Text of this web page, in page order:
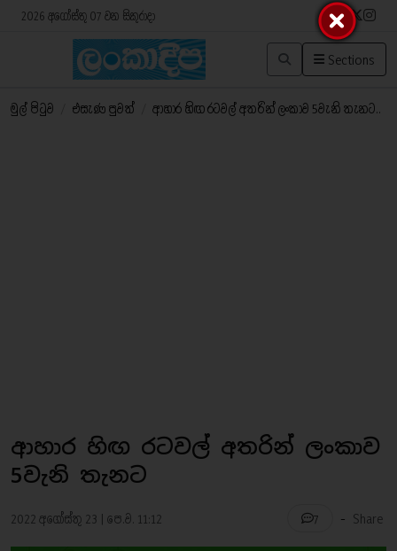
2026 අගෝස්තු 07 වන සිකුරාදා
Sections
මුල් පිටුව එසැණ පුවත් ආහාර හිඟ රටවල් අතරින් ලංකාව 5වැනි තැනට..
ආහාර හිඟ රටවල් අතරින් ලංකාව
5වැනි තැනට
2022 අගෝස්තු 23 | පෙ.ව. 11:12 7 - Share